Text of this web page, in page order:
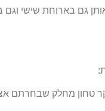
גם בארוחת שישי